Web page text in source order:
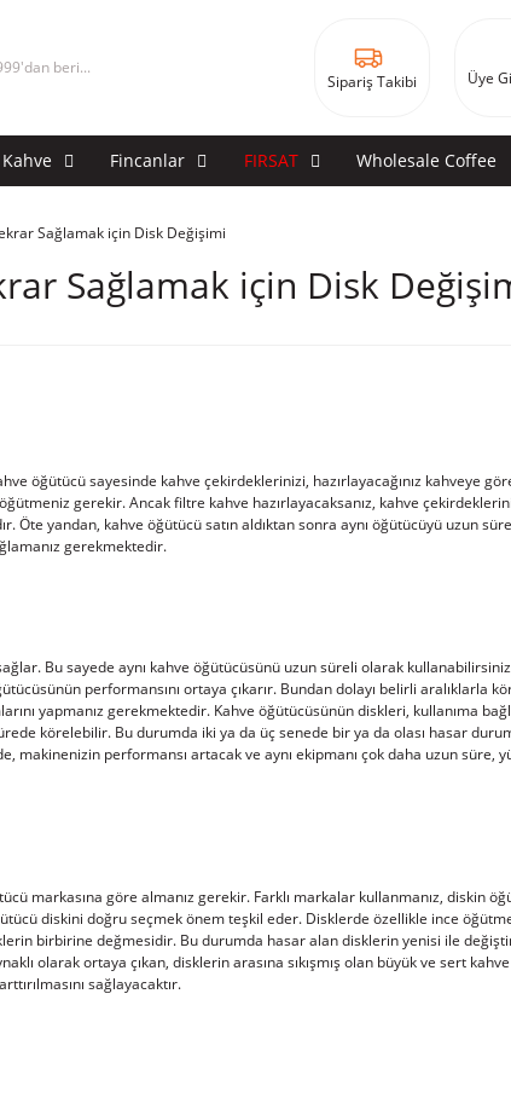
beri...
Sipariş Takibi Üye
Kahve Fincanlar FIRSAT Wholesale Coffee
Sağlamak için Disk Değişimi
Sağlamak için Disk
öğütücü sayesinde kahve çekirdeklerinizi, hazırlayacağınız kahveye
gerekir. Ancak filtre kahve hazırlayacaksanız, kahve
yandan, kahve öğütücü satın aldıktan sonra aynı öğütücüyü uzun
gerekmektedir.
Bu sayede aynı kahve öğütücüsünü uzun süreli olarak
performansını ortaya çıkarır. Bundan dolayı belirli aralıklarla
yapmanız gerekmektedir. Kahve öğütücüsünün diskleri, kullanıma
körelebilir. Bu durumda iki ya da üç senede bir ya da olası hasar
performansı artacak ve aynı ekipmanı çok daha uzun süre,
markasına göre almanız gerekir. Farklı markalar kullanmanız, diskin
diskini doğru seçmek önem teşkil eder. Disklerde özellikle ince
birbirine değmesidir. Bu durumda hasar alan disklerin yenisi ile
olarak ortaya çıkan, disklerin arasına sıkışmış olan büyük ve sert
sağlayacaktır.